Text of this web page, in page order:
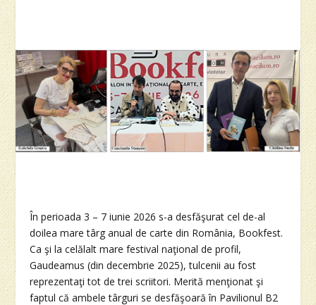
În perioada 3 – 7 iunie 2026 s-a desfăşurat cel de-al
doilea mare târg anual de carte din România, Bookfest.
Ca şi la celălalt mare festival naţional de profil,
Gaudeamus (din decembrie 2025), tulcenii au fost
reprezentaţi tot de trei scriitori. Merită menţionat şi
faptul că ambele târguri se desfăşoară în Pavilionul B2